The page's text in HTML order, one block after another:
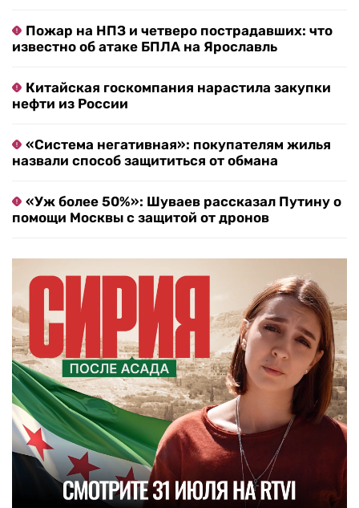
Пожар на НПЗ и четверо пострадавших: что
известно об атаке БПЛА на Ярославль
Китайская госкомпания нарастила закупки
нефти из России
«Система негативная»: покупателям жилья
назвали способ защититься от обмана
«Уж более 50%»: Шуваев рассказал Путину о
помощи Москвы с защитой от дронов